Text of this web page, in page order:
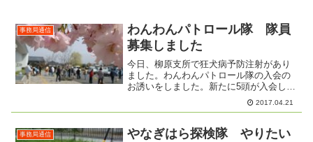
事務局通信
わんわんパトロール隊 隊員
募集しました
今日、柳原支所で狂犬病予防注射があり
ました。わんわんパトロール隊の入会の
お誘いをしました。新たに5頭が入会して
くれました。散歩しながらのゆるやかな
活動です。いつもとちがうことを発見し
2017.04.21
事務局通信
やなぎはら探検隊 やりたい